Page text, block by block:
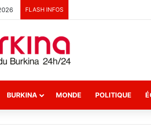
FLASH INFOS
BURKINA MONDE POLITIQUE